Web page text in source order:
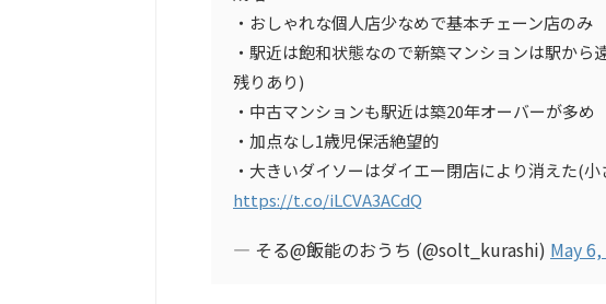
・おしゃれな個人店少なめで基本チェーン店のみ
・駅近は飽和状態なので新築マンションは駅か
残りあり)
・中古マンションも駅近は築20年オーバーが多め
・加点なし1歳児保活絶望的
・大きいダイソーはダイエー閉店により消えた(
https://t.co/iLCVA3ACdQ
— そる@飯能のおうち (@solt_kurashi) May